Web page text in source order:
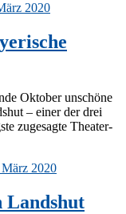
2020
Ok­to­ber un­schö­ne
– ei­ner der drei
zu­ge­sag­te Thea­ter­
März 2020
Landshut